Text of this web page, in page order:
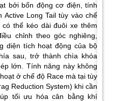
bởi bốn động cơ điện, tính
Active Long Tail tùy vào chế
có thể kéo dài đuôi xe thêm
chỉnh theo góc nghiêng,
diện tích hoạt động của bộ
sau, trở thành chìa khóa
lớn. Tính năng này không
ở chế độ Race mà tại tùy
Reduction System) khi cần
tối ưu hóa cân bằng khí